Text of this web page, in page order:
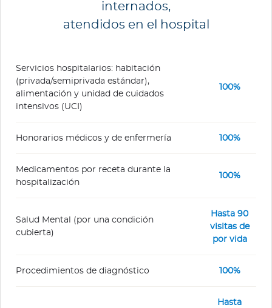
internados,
atendidos en el hospital
Servicios hospitalarios: habitación
(privada/semiprivada estándar),
alimentación y unidad de cuidados
intensivos (UCI)
100%
Honorarios médicos y de enfermería 100%
Medicamentos por receta durante la
hospitalización
100%
Salud Mental (por una condición
cubierta)
Hasta 90
visitas de
por vida
Procedimientos de diagnóstico 100%
Hasta